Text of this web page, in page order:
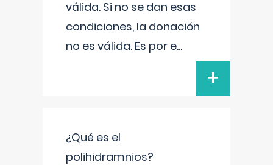
válida. Si no se dan esas
condiciones, la donación
no es válida. Es por e...
+
¿Qué es el
polihidramnios?